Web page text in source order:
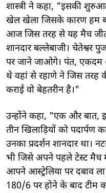
शास्त्री ने कहा, "इसकी
खेल खेला जिसके कारण हम
आज जिस तरह से यह मैच
शानदार बल्लेबाजी। चेतेश्वर
पर जाने जाओगे। पंत, एकदम
थे वहां से रहाणे ने जिस तरह
कराई वो बेहतरीन है।"
उन्होंने कहा, "एक और बात,
तीन खिलाड़ियों को पदार्पण
उनका प्रदर्शन शानदार था।
भी जिसे अपने पहले टेस्ट मैच
आपने आस्ट्रेलिया पर दबाव
180/6 पर होने के बाद टीम